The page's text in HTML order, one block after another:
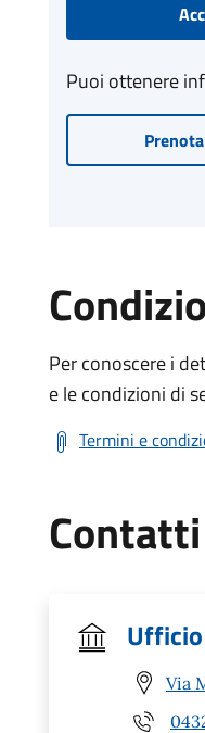
Puoi ottenere
Per conoscere i
e le condizioni di
Termini e
Contatti
Via